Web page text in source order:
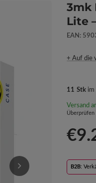
3mk
Lite
EAN:
+ Auf die
11 Stk im
Versand
Überprüfen
B2B: